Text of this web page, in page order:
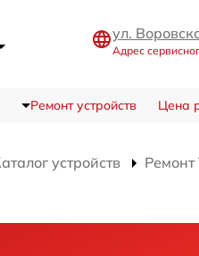
ул.
Адрес
Ремонт устройств Цена
устройств